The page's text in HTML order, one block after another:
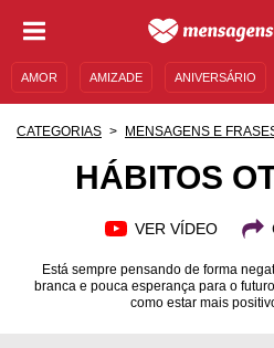
AMOR AMIZADE ANIVERSÁRIO
UNIVERSO FEMININO
CATEGORIAS MENSAGENS E
HÁBITOS
VER VÍDEO
Está sempre pensando de forma
branca e pouca esperança para o
como estar mais